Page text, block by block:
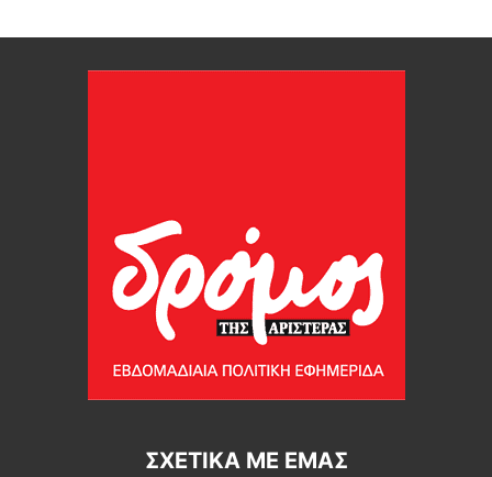
ΣΧΕΤΙΚΆ ΜΕ ΕΜΆΣ